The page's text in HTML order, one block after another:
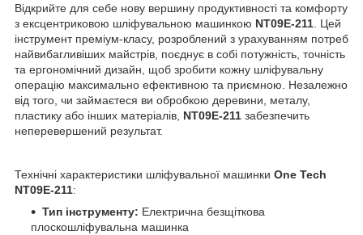
Відкрийте для себе нову вершину продуктивності та комфорту
з ексцентриковою шліфувальною машинкою NT09E-211 . Цей
інструмент преміум-класу, розроблений з урахуванням потреб
найвибагливіших майстрів, поєднує в собі потужність, точність
та ергономічний дизайн, щоб зробити кожну шліфувальну
операцію максимально ефективною та приємною. Незалежно
від того, чи займаєтеся ви обробкою деревини, металу,
пластику або інших матеріалів, NT09E-211 забезпечить
неперевершений результат.
Технічні характеристики шліфувальної машинки One Tech
NT09E-211:
Тип інструменту: Електрична безщіткова
плоскошліфувальна машинка